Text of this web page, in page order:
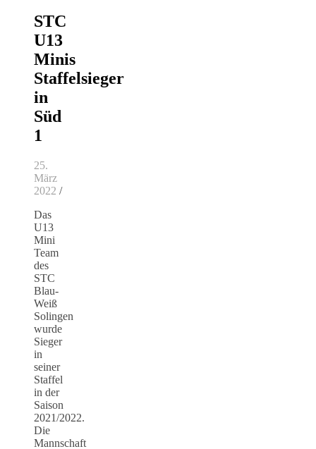
STC
U13
Minis
Staffelsieger
in
Süd
1
25.
März
2022 /
Das
U13
Mini
Team
des
STC
Blau-
Weiß
Solingen
wurde
Sieger
in
seiner
Staffel
in der
Saison
2021/2022.
Die
Mannschaft